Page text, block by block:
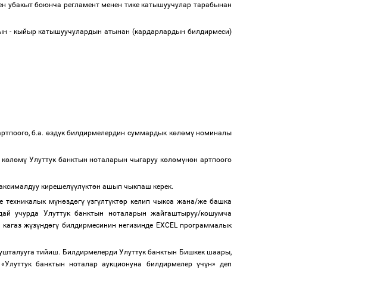
убакыт боюнча регламент менен тике катышуучулар тарабынан
- кыйыр катышуучулардын атынан (кардарлардын билдирмеси)
б.а. өздүк билдирмелердин суммардык көлөмүноминалы
көлөмүУлуттук банктын ноталарын чыгаруу көлөмүнөн артпоого
кирешелүүлүктөн ашып чыкпаш керек.
техникалык мүнөздөгү үзгүлтүктөр келип чыкса жана/же башка
учурда Улуттук банктын ноталарын жайгаштыруу/кошумча
кагаз жүзүндөгү билдирмесинин негизинде EXCEL программалык
тийиш. Билдирмелерди Улуттук банктын Бишкек шаары,
банктын ноталар аукционуна билдирмелер үчүн» деп